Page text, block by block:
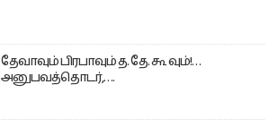
தேவாவும் பிரபாவும் த. தே. கூ வும்!…
அனுபவத்தொடர்,….